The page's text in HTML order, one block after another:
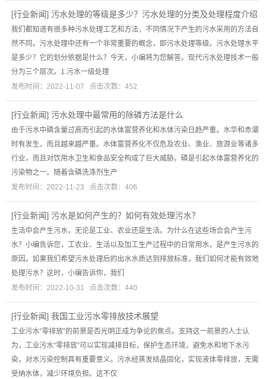
[行业新闻] 污水处理的等级是多少？污水处理的分类及处理程度介绍
我们都知道有很多种污水处理工艺和方法，不同情况下产生的污水采用的方法自
然不同。污水处理中还有一个非常重要的概念，即污水处理等级。污水处理水平
是多少？它的划分依据是什么？今天，小编将为您解答。现代污水处理技术一般
分为三个层次。1.污水一级处理
发布时间：2022-11-07 点击次数：452
[行业新闻] 污水处理中最常用的除磷方法是什么
由于污水中磷含量过高而引起的水体富营养化和水体污染日趋严重。水华和赤潮
时有发生，而且越来越严重。水体富营养化不仅危及农业、渔业、旅游业等诸多
行业，而且对饮用水卫生和食品安全构成了巨大威胁。磷是引起水体富营养化的
污染物之一。随着含磷洗涤剂生产
发布时间：2022-11-23 点击次数：406
[行业新闻] 污水是如何产生的？如何有效处理污水？
生活中会产生污水，无论是工业、农业还是生活。为什么在这些场合会产生污
水？小编告诉您，工农业、生活以及加工生产过程中的日常用水，是产生污水的
原因。如果我们希望污水处理后的出水水质达到排放标准，我们如何才能有效地
处理污水？这时，小编告诉你，我们
发布时间：2022-10-31 点击次数：440
[行业新闻] 我国工业污水零排放技术展望
工业污水“零排放”的前景是否光明正成为争论的焦点。支持这一前景的人士认
为，工业污水“零排放”可以实现减排目标，保护生态环境，避免水和地下水污
染，对水污染控制具有重要意义。污水经蒸发结晶固化，实现液体零排放，无需
受纳水体，减少环境负担。这不仅